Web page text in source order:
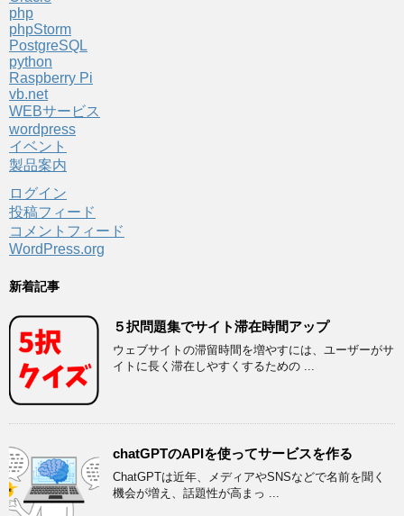
php
phpStorm
PostgreSQL
python
Raspberry Pi
vb.net
WEBサービス
wordpress
イベント
製品案内
ログイン
投稿フィード
コメントフィード
WordPress.org
新着記事
５択問題集でサイト滞在時間アップ
ウェブサイトの滞留時間を増やすには、ユーザーがサ
イトに長く滞在しやすくするための ...
chatGPTのAPIを使ってサービスを作る
ChatGPTは近年、メディアやSNSなどで名前を聞く
機会が増え、話題性が高まっ ...